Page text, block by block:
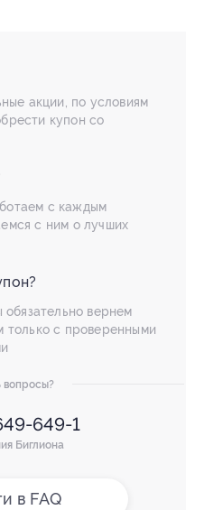
акции, по условиям
купон со
с каждым
с ним о лучших
обязательно вернем
только с проверенными
вопросы?
649-1
Биглиона
в FAQ